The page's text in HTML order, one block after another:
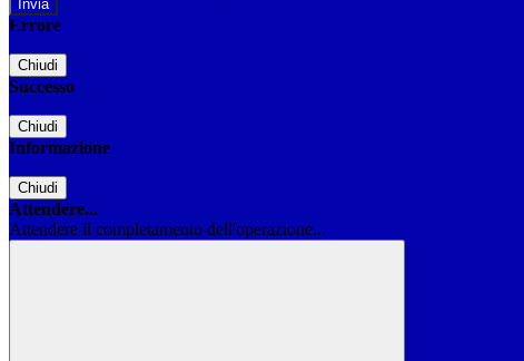
Errore
Chiudi
Successo
Chiudi
Informazione
Chiudi
Attendere...
Attendere il completamento dell'operazione...